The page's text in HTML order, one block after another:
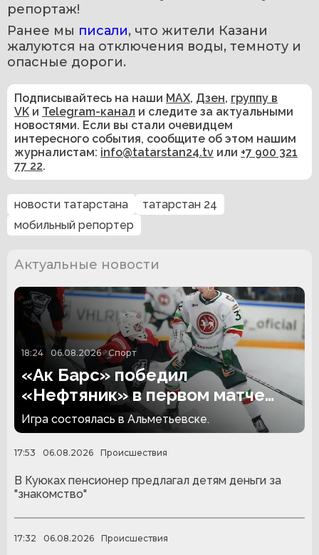
репортаж!
Ранее мы писали, что жители Казани
жалуются на отключения воды, темноту и
опасные дороги.
Подписывайтесь на наши MAX, Дзен, группу в
VK и Telegram-канал и следите за актуальными
новостями. Если вы стали очевидцем
интересного события, сообщите об этом нашим
журналистам: info@tatarstan24.tv или +7 900 321
77 22.
новости татарстана
татарстан 24
мобильный репортер
Актуальные новости
18:24 06.08.2026 Спорт
«Ак Барс» победил
«Нефтяник» в первом матче
сезона
Игра состоялась в Альметьевске.
17:53 06.08.2026 Происшествия
В Куюках пенсионер предлагал детям деньги за
"знакомство"
17:32 06.08.2026 Происшествия